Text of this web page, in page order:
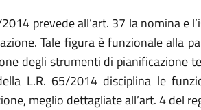
prevede all’art. 37 la nomina e
Tale figura è funzionale alla
degli strumenti di pianificazione
L.R. 65/2014 disciplina le
meglio dettagliate all’art. 4 del